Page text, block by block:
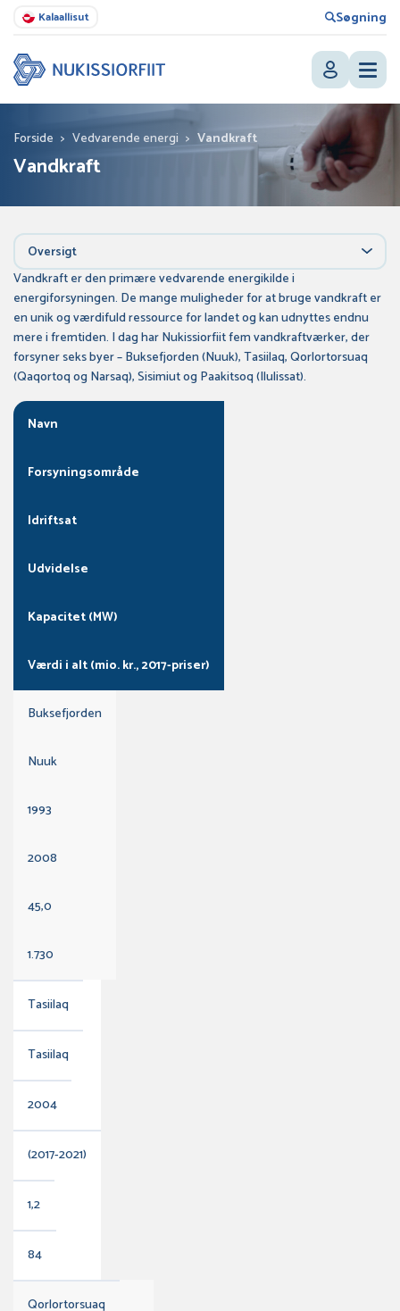
Kalaallisut Søgning
Forside > Vedvarende energi > Vandkraft
Vandkraft
Oversigt
Vandkraft er den primære vedvarende energikilde i
energiforsyningen. De mange muligheder for at bruge vandkraft er
en unik og værdifuld ressource for landet og kan udnyttes endnu
mere i fremtiden. I dag har Nukissiorfiit fem vandkraftværker, der
forsyner seks byer – Buksefjorden (Nuuk), Tasiilaq, Qorlortorsuaq
(Qaqortoq og Narsaq), Sisimiut og Paakitsoq (Ilulissat).
Navn
Forsyningsområde
Idriftsat
Udvidelse
Kapacitet (MW)
Værdi i alt (mio. kr., 2017-priser)
Buksefjorden
Nuuk
1993
2008
45,0
1.730
Tasiilaq
Tasiilaq
2004
(2017-2021)
1,2
84
Qorlortorsuaq